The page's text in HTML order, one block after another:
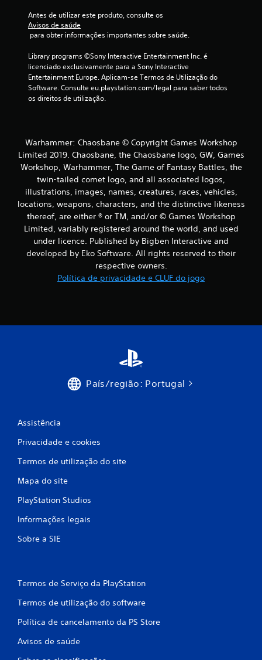
c
o
b
a
s
e
e
m
0
Antes de utilizar este produto, consulte os
Avisos de saúde
para obter informações importantes sobre saúde.
Library programs ©Sony Interactive Entertainment Inc. é
licenciado exclusivamente para a Sony Interactive
Entertainment Europe. Aplicam-se Termos de Utilização do
Software. Consulte eu.playstation.com/legal para saber todos
os direitos de utilização.
Warhammer: Chaosbane © Copyright Games Workshop
Limited 2019. Chaosbane, the Chaosbane logo, GW, Games
Workshop, Warhammer, The Game of Fantasy Battles, the
twin-tailed comet logo, and all associated logos,
illustrations, images, names, creatures, races, vehicles,
locations, weapons, characters, and the distinctive likeness
thereof, are either ® or TM, and/or © Games Workshop
Limited, variably registered around the world, and used
under licence. Published by Bigben Interactive and
developed by Eko Software. All rights reserved to their
respective owners.
Política de privacidade e CLUF do jogo
País/região: Portugal
Assistência
Privacidade e cookies
Termos de utilização do site
Mapa do site
PlayStation Studios
Informações legais
Sobre a SIE
Termos de Serviço da PlayStation
Termos de utilização do software
Política de cancelamento da PS Store
Avisos de saúde